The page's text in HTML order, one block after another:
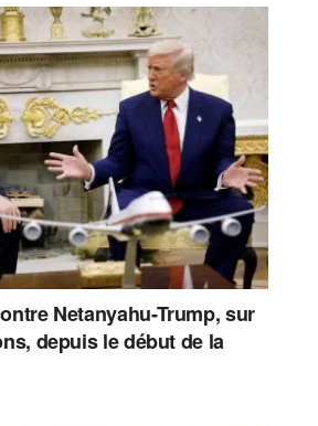
Netanyahu-Trump, sur
depuis le début de la